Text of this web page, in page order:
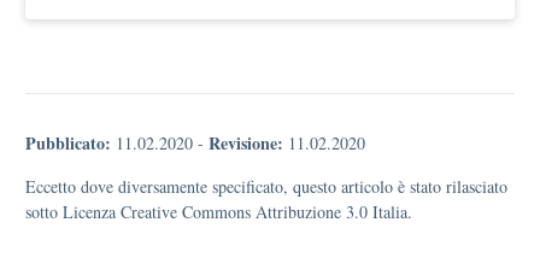
Pubblicato: 11.02.2020 - Revisione: 11.02.2020
Eccetto dove diversamente specificato, questo articolo è stato rilasciato
sotto Licenza Creative Commons Attribuzione 3.0 Italia.